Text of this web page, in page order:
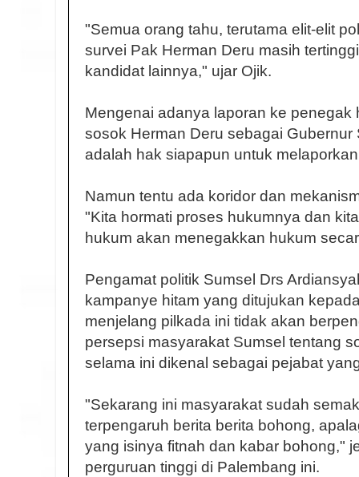
"Semua orang tahu, terutama elit-elit
survei Pak Herman Deru masih
kandidat lainnya," ujar Ojik.
Mengenai adanya laporan ke penegak
sosok Herman Deru sebagai
adalah hak siapapun untuk
Namun tentu ada koridor dan
"Kita hormati proses hukumnya dan
hukum akan menegakkan hukum
Pengamat politik Sumsel Drs
kampanye hitam yang ditujukan
menjelang pilkada ini tidak akan
persepsi masyarakat Sumsel tentang
selama ini dikenal sebagai pejabat
"Sekarang ini masyarakat sudah
terpengaruh berita berita bohong,
yang isinya fitnah dan kabar bohong,"
perguruan tinggi di Palembang ini.